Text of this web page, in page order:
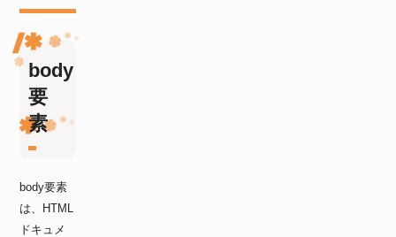
body
要
素
body要素
は、HTML
ドキュメ